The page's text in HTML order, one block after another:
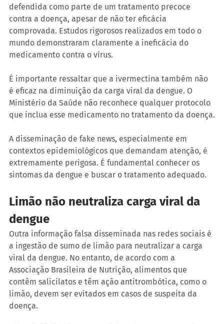
defendida como parte de um tratamento precoce
contra a doença, apesar de não ter eficácia
comprovada. Estudos rigorosos realizados em todo o
mundo demonstraram claramente a ineficácia do
medicamento contra o vírus.
É importante ressaltar que a ivermectina também não
é eficaz na diminuição da carga viral da dengue. O
Ministério da Saúde não reconhece qualquer protocolo
que inclua esse medicamento no tratamento da doença.
A disseminação de fake news, especialmente em
contextos epidemiológicos que demandam atenção, é
extremamente perigosa. É fundamental conhecer os
sintomas da dengue e buscar o tratamento adequado.
Limão não neutraliza carga viral da
dengue
Outra informação falsa disseminada nas redes sociais é
a ingestão de sumo de limão para neutralizar a carga
viral da dengue. No entanto, de acordo com a
Associação Brasileira de Nutrição, alimentos que
contêm salicilatos e têm ação antitrombótica, como o
limão, devem ser evitados em casos de suspeita da
doença.